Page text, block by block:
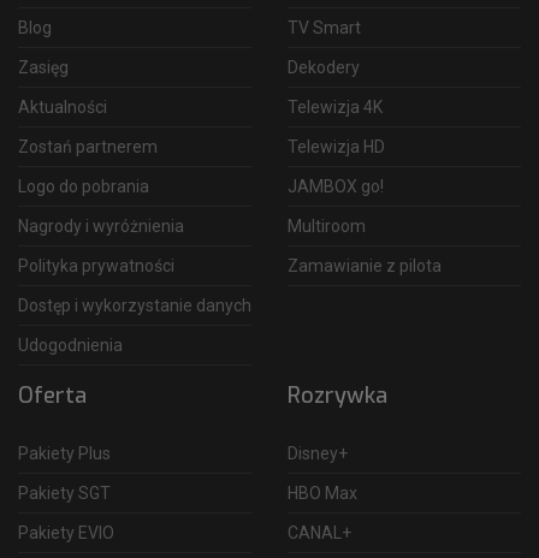
Blog
Zasięg
Aktualności
Zostań partnerem
Logo do pobrania
Nagrody i wyróżnienia
Polityka prywatności
Dostęp i wykorzystanie danych
Udogodnienia
TV Smart
Dekodery
Telewizja 4K
Telewizja HD
JAMBOX go!
Multiroom
Zamawianie z pilota
Oferta
Pakiety Plus
Pakiety SGT
Pakiety EVIO
Rozrywka
Disney+
HBO Max
CANAL+